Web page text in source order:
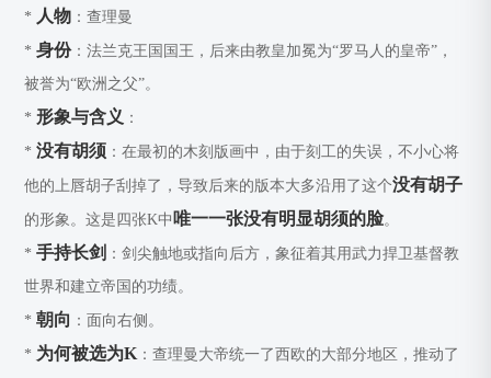
* 人物 ：查理曼
*身份：法兰克王国国王，后来由教皇加冕为“罗马人的皇帝”，
被誉为“欧洲之父”。
*形象与含义 ：
*没有胡须 ：在最初的木刻版画中，由于刻工的失误，不小心将
他的上唇胡子刮掉了，导致后来的版本大多沿用了这个没有胡子
的形象。这是四张K中唯一一张没有明显胡须的脸。
*手持长剑 ：剑尖触地或指向后方，象征着其用武力捍卫基督教
世界和建立帝国的功绩。
*朝向 ：面向右侧。
* 为何被选为K：查理曼大帝统一了西欧的大部分地区，推动了